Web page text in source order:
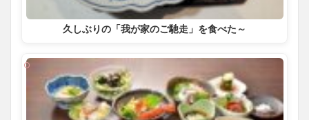
久しぶりの「我が家のご馳走」を食べた～